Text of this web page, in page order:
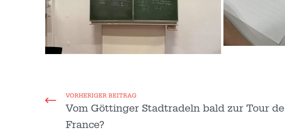
VORHERIGER BEITRAG
Vom Göttinger Stadtradeln bald zur Tour de
France?